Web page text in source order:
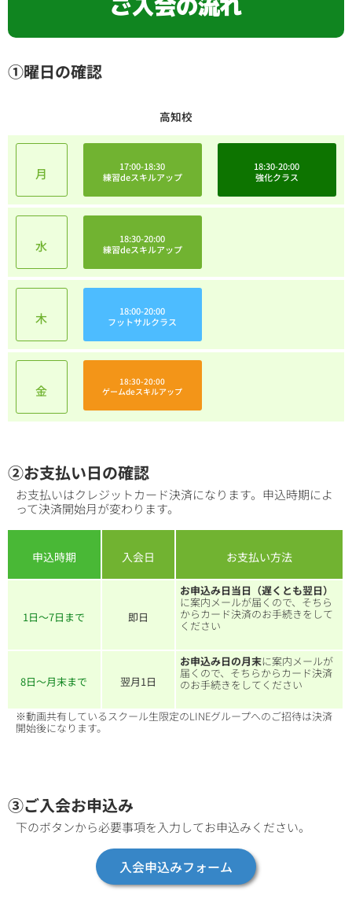
①曜日の確認
高知校
月
17:00-18:30
練習deスキルアップ
18:30-20:00
強化クラス
水
18:30-20:00
練習deスキルアップ
木
18:00-20:00
フットサルクラス
金
18:30-20:00
ゲームdeスキルアップ
②お支払い日の確認
お支払いはクレジットカード決済になります。申込時期によ
って決済開始月が変わります。
申込時期 入会日 お支払い方法
1日～7日まで 即日
お申込み日当日（遅くとも翌日）
に案内メールが届くので、そちら
からカード決済のお手続きをして
ください
8日～月末まで 翌月1日
お申込み日の月末に案内メールが
届くので、そちらからカード決済
のお手続きをしてください
※動画共有しているスクール生限定のLINEグループへのご招待は決済
開始後になります。
③ご入会お申込み
下のボタンから必要事項を入力してお申込みください。
入会申込みフォーム